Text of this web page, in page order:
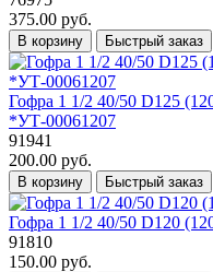
375.00 руб.
В корзину Быстрый заказ
Гофра 1 1/2 40/50 D125
*УТ-00061207
91941
200.00 руб.
В корзину Быстрый заказ
Гофра 1 1/2 40/50 D120
91810
150.00 руб.